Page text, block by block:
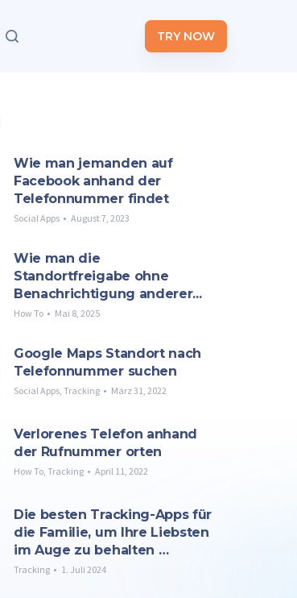
TRY NOW
Wie man jemanden auf
Facebook anhand der
Telefonnummer findet
Social Apps August 7, 2023
Wie man die
Standortfreigabe ohne
Benachrichtigung anderer...
How To Mai 8, 2025
Google Maps Standort nach
Telefonnummer suchen
Social Apps, Tracking März 31, 2022
Verlorenes Telefon anhand
der Rufnummer orten
How To, Tracking April 11, 2022
Die besten Tracking-Apps für
die Familie, um Ihre Liebsten
im Auge zu behalten …
Tracking 1. Juli 2024